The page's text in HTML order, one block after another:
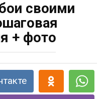
своими
+ фото